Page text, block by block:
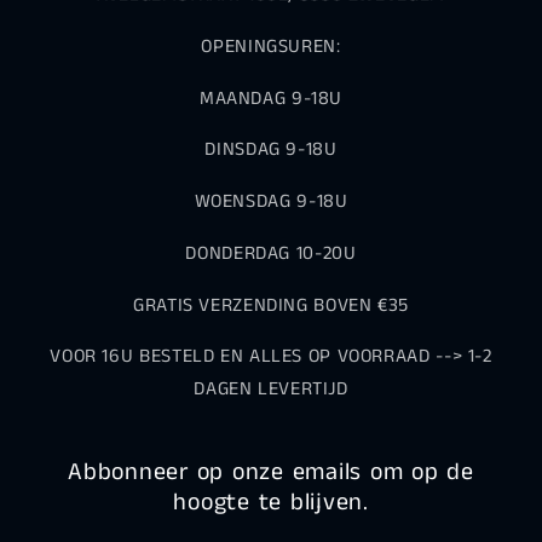
OPENINGSUREN:
MAANDAG 9-18U
DINSDAG 9-18U
WOENSDAG 9-18U
DONDERDAG 10-20U
GRATIS VERZENDING BOVEN €35
VOOR 16U BESTELD EN ALLES OP VOORRAAD --> 1-2
DAGEN LEVERTIJD
Abbonneer op onze emails om op de
hoogte te blijven.